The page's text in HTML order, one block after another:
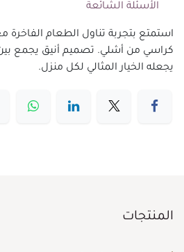
الأسئلة الشائعة
كراسي من أشلي. تصميم أنيق يجمع بين
يجعله الخيار المثالي لكل منزل.
المنتجات